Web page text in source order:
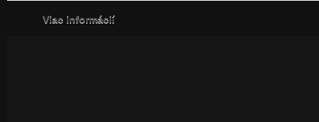
Viac informácií